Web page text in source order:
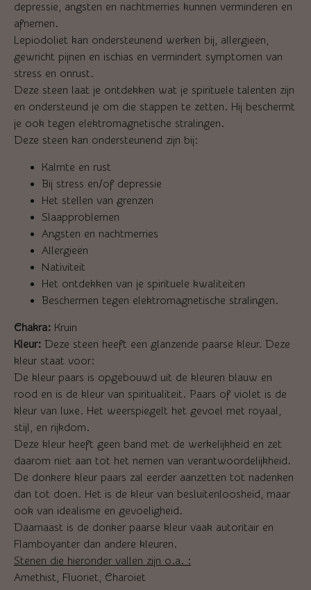
depressie, angsten en nachtmerries kunnen verminderen en
afnemen.
Lepiodoliet kan ondersteunend werken bij, allergieën,
gewricht pijnen en ischias en vermindert symptomen van
stress en onrust.
Deze steen laat je ontdekken wat je spirituele talenten zijn
en ondersteund je om die stappen te zetten. Hij beschermt
je ook tegen elektromagnetische stralingen.
Deze steen kan ondersteunend zijn bij:
Kalmte en rust
Bij stress en/of depressie
Het stellen van grenzen
Slaapproblemen
Angsten en nachtmerries
Allergieën
Nativiteit
Het ontdekken van je spirituele kwaliteiten
Beschermen tegen elektromagnetische stralingen.
Chakra: Kruin
Kleur: Deze steen heeft een glanzende paarse kleur. Deze
kleur staat voor:
De kleur paars is opgebouwd uit de kleuren blauw en
rood en is de kleur van spiritualiteit. Paars of violet is de
kleur van luxe. Het weerspiegelt het gevoel met royaal,
stijl, en rijkdom.
Deze kleur heeft geen band met de werkelijkheid en zet
daarom niet aan tot het nemen van verantwoordelijkheid.
De donkere kleur paars zal eerder aanzetten tot nadenken
dan tot doen. Het is de kleur van besluitenloosheid, maar
ook van idealisme en gevoeligheid.
Daarnaast is de donker paarse kleur vaak autoritair en
Flamboyanter dan andere kleuren.
Stenen die hieronder vallen zijn o.a. :
Amethist, Fluoriet, Charoiet